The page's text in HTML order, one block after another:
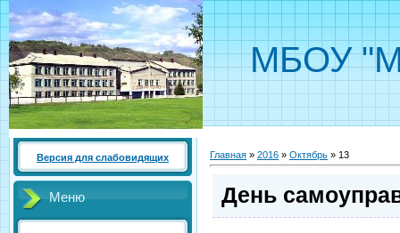
МБОУ
Версия для слабовидящих
Меню
Главная » 2016 » Октябрь » 13
День